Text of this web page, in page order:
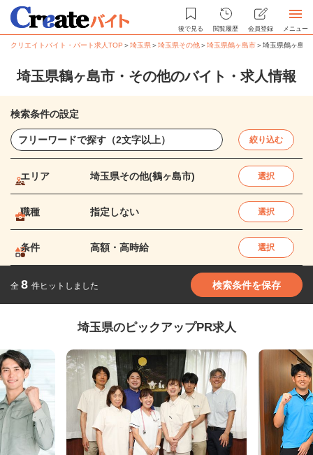
後で見る 閲覧履歴 会員登録 メニュー
クリエイトバイト・パート求人TOP ＞埼玉県＞埼玉県その他＞埼玉県鶴ヶ島市＞埼玉県鶴ヶ島
埼玉県鶴ヶ島市・その他のバイト・求人情報
検索条件の設定
絞り込む
エリア 埼玉県その他(鶴ヶ島市) 選択
職種 指定しない 選択
条件 高額・高時給 選択
全 8 件ヒットしました 検索条件を保存
埼玉県のピックアップPR求人